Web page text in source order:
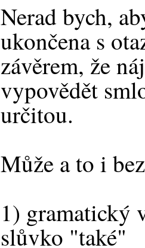
Nerad bych,
ukončena s
závěrem, že
vypovědět
určitou.
Může a to i
1) gramatický
slůvko "také"